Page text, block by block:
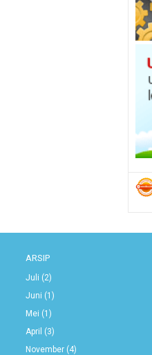
ARSIP
Juli (2)
Juni (1)
Mei (1)
April (3)
November(4)